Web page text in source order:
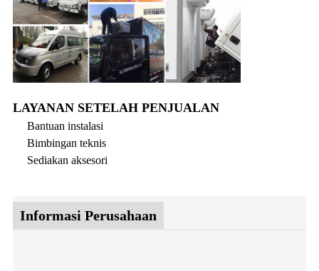
LAYANAN SETELAH PENJUALAN
Bantuan instalasi
Bimbingan teknis
Sediakan aksesori
Informasi Perusahaan